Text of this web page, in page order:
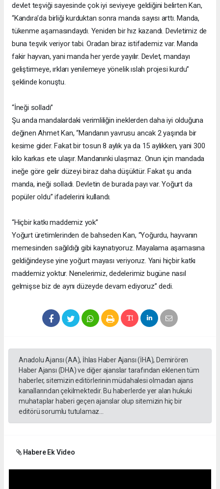
devlet teşviği sayesinde çok iyi seviyeye geldiğini belirten Kan,
“Kandıra’da birliği kurduktan sonra manda sayısı arttı. Manda,
tükenme aşamasındaydı. Yeniden bir hız kazandı. Devletimiz de
buna teşvik veriyor tabi. Oradan biraz istifademiz var. Manda
fakir hayvan, yani manda her yerde yayılır. Devlet, mandayı
geliştirmeye, ırkları yenilemeye yönelik ıslah projesi kurdu”
şeklinde konuştu.
“İneği solladı”
Şu anda mandalardaki verimliliğin ineklerden daha iyi olduğuna
değinen Ahmet Kan, “Mandanın yavrusu ancak 2 yaşında bir
kesime gider. Fakat bir tosun 8 aylık ya da 15 aylıkken, yani 300
kilo karkas ete ulaşır. Mandanınki ulaşmaz. Onun için mandada
ineğe göre gelir düzeyi biraz daha düşüktür. Fakat şu anda
manda, ineği solladı. Devletin de burada payı var. Yoğurt da
popüler oldu” ifadelerini kullandı.
“Hiçbir katkı maddemiz yok”
Yoğurt üretimlerinden de bahseden Kan, “Yoğurdu, hayvanın
memesinden sağıldığı gibi kaynatıyoruz. Mayalama aşamasına
geldiğindeyse yine yoğurt mayası veriyoruz. Yani hiçbir katkı
maddemiz yoktur. Nenelerimiz, dedelerimiz bugüne nasıl
gelmişse biz de aynı düzeyde devam ediyoruz” dedi.
Anadolu Ajansı (AA), İhlas Haber Ajansı (İHA), Demirören
Haber Ajansı (DHA) ve diğer ajanslar tarafından eklenen tüm
haberler, sitemizin editörlerinin müdahalesi olmadan ajans
kanallarından çekilmektedir. Bu haberlerde yer alan hukuki
muhataplar haberi geçen ajanslar olup sitemizin hiç bir
editörü sorumlu tutulamaz...
Habere Ek Video